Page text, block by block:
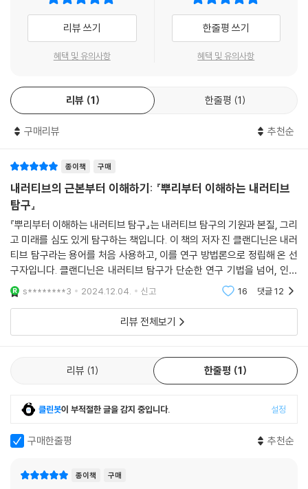
물색(hunting), 탐구(inquiring)하는 행위를 포함한다”(Dewey, 1933:
--- p.311~312
과 말 사이의 공백이므로 말한 것의 의미뿐 아니라 말할 수 있는 것의 의미
를 구성하는 데 도움이 되며, 말하지 않은 것과 말할 수 없는 것 모두의 피
난처가 된다.
--- p.441
미니즘 철학자는 물론 원주민 원로, 소설가, 시인의 이름과 그 저작이 등장
하며 저자들은 그와 대화하는 듯 보인다. 이는 책에 담긴 아이디어가 그들
의 삶, 역사, 장소, 사회적 관계 등에서 나온 것임을 분명하게 보여 준다. 아
로 아이디어와 함께 유희하는 모습 자체를 드러낸다. 각 아이디어와 관계
된 저자들의 이야기, 그 이야기를 독자들에게 들려주는 이유, 그 이야기 속
에 담겨 있는 다층적이고 복합적인 의미 등을 곱씹다 보면 내러티브 탐구
가 무엇이며, 내러티브 탐구로 연구할 때 무엇을 고려해야 하는가를 자연
경험에 대한 연구를 경험하게 해 주는 셈이다.
내러티브 탐구자를 위한 방법론 노트
그러나 이 책의 독자는 내러티브 탐구를 하려는 사람일 것이다. 기법과 절
차, 연구 결과물에 대한 관심을 떼어 놓을 수는 없다는 뜻이다. 저자들은 각
부의 끝에 ‘방법론 노트’라는 이름으로 경험, 지식, 제현, 기억, 장소, 공동
체, 상상력, 놀이성 등 이 책에서 다루는 아이디어들이 실제 연구 과정에서
어떻게 작동하는지를 구체적으로 보인다. 시리아에서 캐나다로 간 난민 가
족과의 연구 과정을 드러내고 이를 어떻게 내러티브적으로 표현할 수 있는
지 보여 준다. 각각의 장은 서로 다른 아이디어를 독립적으로 다루지만, 방
리뷰 쓰기
혜택 및 유의사항
한줄평 쓰기
혜택 및 유의사항
리뷰 1 한줄평 1
구매리뷰 추천순
종이책 구매
내러티브의 근본부터 이해하기: 『뿌리부터 이해하는 내러티브
탐구』
『뿌리부터 이해하는 내러티브 탐구』는 내러티브 탐구의 기원과 본질, 그리
고 미래를 심도 있게 탐구하는 책입니다. 이 책의 저자 진 클랜디닌은 내러
티브 탐구라는 용어를 처음 사용하고, 이를 연구 방법론으로 정립해 온 선
구자입니다. 클랜디닌은 내러티브 탐구가 단순한 연구 기법을 넘어, 인간
경험의 본질을 이해하고자 하는 철학적 접근임을 강조합니다. 그는 이 책
을 통해 내러
s********3 2024.12.04. 신고 16 댓글12
리뷰 전체보기
리뷰 1 한줄평 1
클린봇이 부적절한 글을 감지 중입니다. 설정
구매한줄평 추천순
종이책 구매